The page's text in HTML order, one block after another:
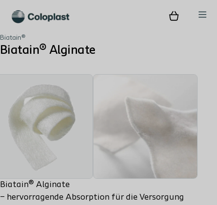
Biatain®
Biatain® Alginate
Biatain® Alginate
– hervorragende Absorption für die Versorgung